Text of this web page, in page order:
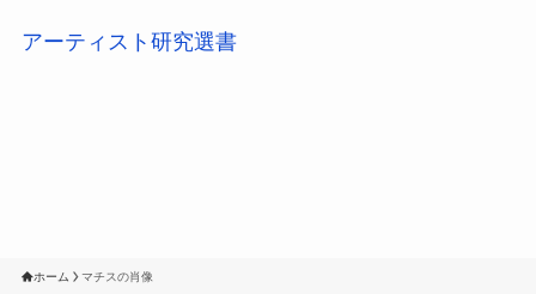
アーティスト研究選書
ホーム マチスの肖像